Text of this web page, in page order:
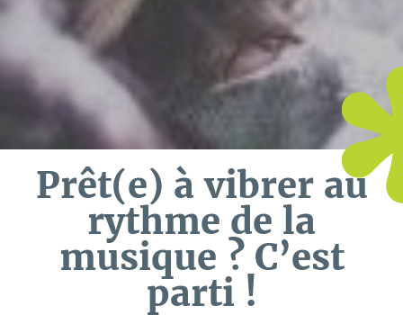
Prêt(e) à vibrer au
rythme de la
musique ? C’est
parti !